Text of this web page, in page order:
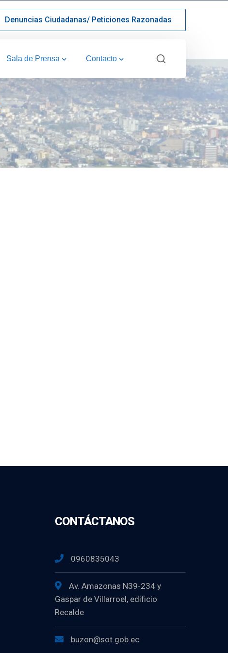
Denuncias Ciudadanas/ Peticiones Razonadas
Sala de Prensa Contacto
CONTÁCTANOS
0960835043
Av. Amazonas N39-234 y
Gaspar de Villarroel, edificio
Recalde
buzon@sot.gob.ec